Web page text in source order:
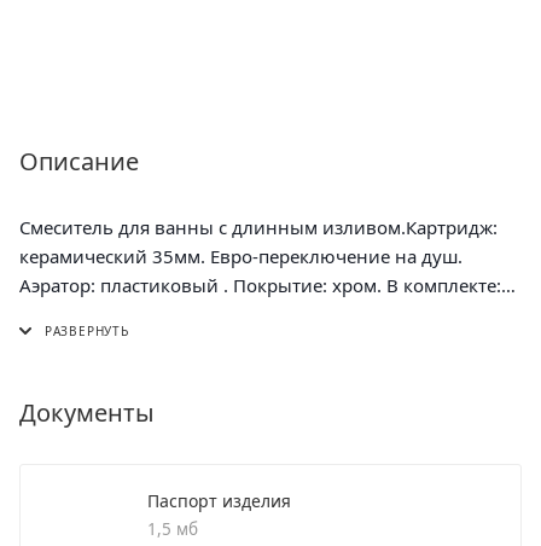
Описание
Смеситель для ванны с длинным изливом.Картридж:
керамический 35мм. Евро-переключение на душ.
Аэратор: пластиковый . Покрытие: хром. В комплекте:
душа 1,5м, лейка для душа
Документы
Паспорт изделия
1,5 мб